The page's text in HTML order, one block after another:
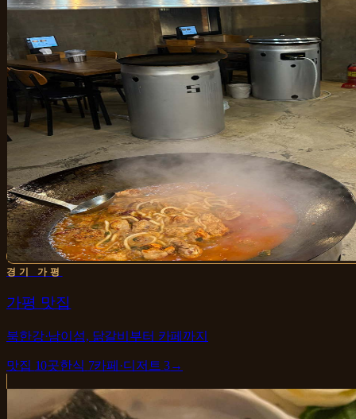
경기 가평
가평 맛집
북한강·남이섬, 닭갈비부터 카페까지
맛집 10곳한식 7카페·디저트 3→